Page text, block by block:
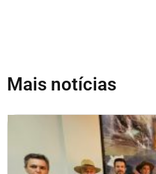
Mais notícias